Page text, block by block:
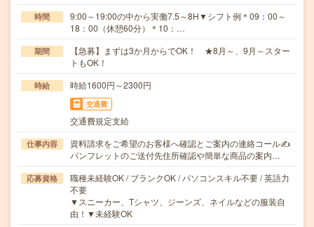
時間
9:00～19:00の中から実働7.5～8H▼シフト例＊09：00～
18：00（休憩60分）＊10：…
期間
【急募】まずは3か月からでOK！ ★8月～、9月～スター
トもOK！
時給 時給1600円～2300円
交通費
交通費規定支給
仕事内容
資料請求をご希望のお客様へ確認とご案内の連絡コール✍
パンフレットのご送付先住所確認や簡単な商品の案内…
応募資格
職種未経験OK / ブランクOK / パソコンスキル不要 / 英語力
不要
▼スニーカー、Tシャツ、ジーンズ、ネイルなどの服装自
由！▼未経験OK